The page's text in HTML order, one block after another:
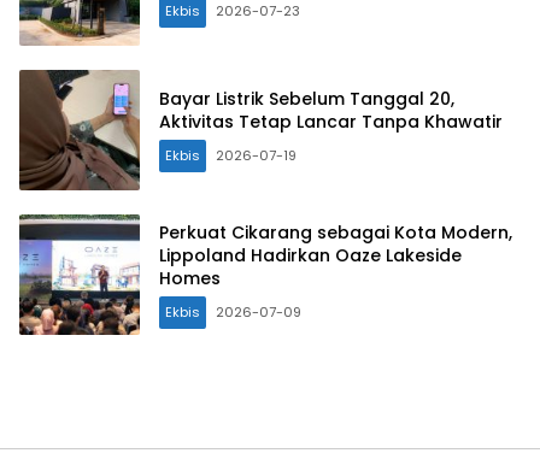
Ekbis 2026-07-23
Bayar Listrik Sebelum Tanggal 20,
Aktivitas Tetap Lancar Tanpa Khawatir
Ekbis 2026-07-19
Perkuat Cikarang sebagai Kota Modern,
Lippoland Hadirkan Oaze Lakeside
Homes
Ekbis 2026-07-09